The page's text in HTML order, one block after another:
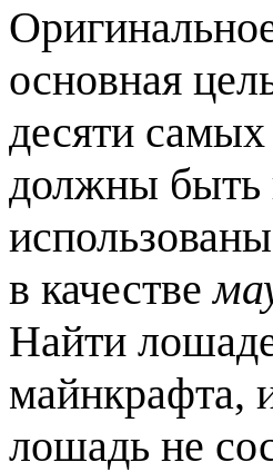
основная
десяти
должны быть
в качестве
Найти
майнкрафта,
лошадь не